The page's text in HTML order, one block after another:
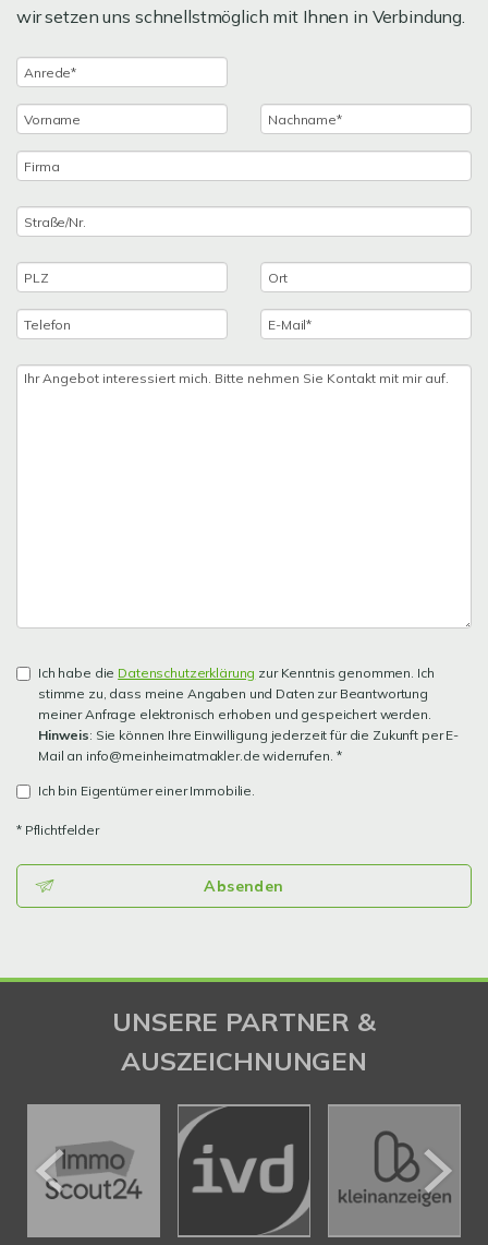
wir setzen uns schnellstmöglich mit Ihnen in Verbindung.
Ich habe die Datenschutzerklärung zur Kenntnis genommen. Ich
stimme zu, dass meine Angaben und Daten zur Beantwortung
meiner Anfrage elektronisch erhoben und gespeichert werden.
Hinweis: Sie können Ihre Einwilligung jederzeit für die Zukunft per E-
Mail an info@meinheimatmakler.de widerrufen. *
Ich bin Eigentümer einer Immobilie.
* Pflichtfelder
Absenden
UNSERE PARTNER &
AUSZEICHNUNGEN